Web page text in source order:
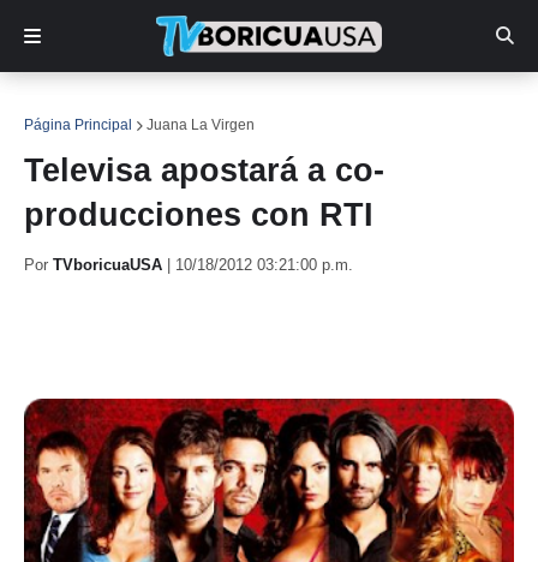
Página Principal Juana La Virgen
Televisa apostará a co-
producciones con RTI
Por TVboricuaUSA 10/18/2012 03:21:00 p.m.